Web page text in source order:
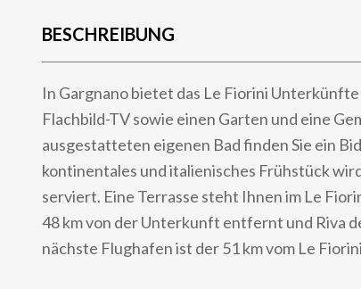
BESCHREIBUNG
In Gargnano bietet das Le Fiorini
Flachbild-TV sowie einen Garten und eine
ausgestatteten eigenen Bad finden Sie ein
kontinentales und italienisches Frühstück
serviert. Eine Terrasse steht Ihnen im Le
48 km von der Unterkunft entfernt und Riva
nächste Flughafen ist der 51 km vom Le